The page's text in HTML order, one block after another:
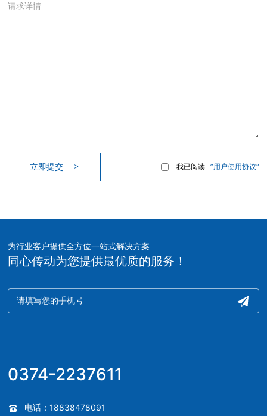
请求详情
立即提交 我已阅读 ”用户使用协议“
为行业客户提供全方位一站式解决方案
同心传动为您提供最优质的服务！
0374-2237611
电话：18838478091